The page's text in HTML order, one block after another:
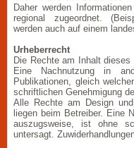
Daher werden
regional zugeordnet.
werden auch auf einem
Urheberrecht
Die Rechte am Inhalt
Eine Nachnutzung in
Publikationen, gleich
schriftlichen Genehmigung
Alle Rechte am Design
liegen beim Betreiber. Eine
auszugsweise, ist ohne
untersagt.